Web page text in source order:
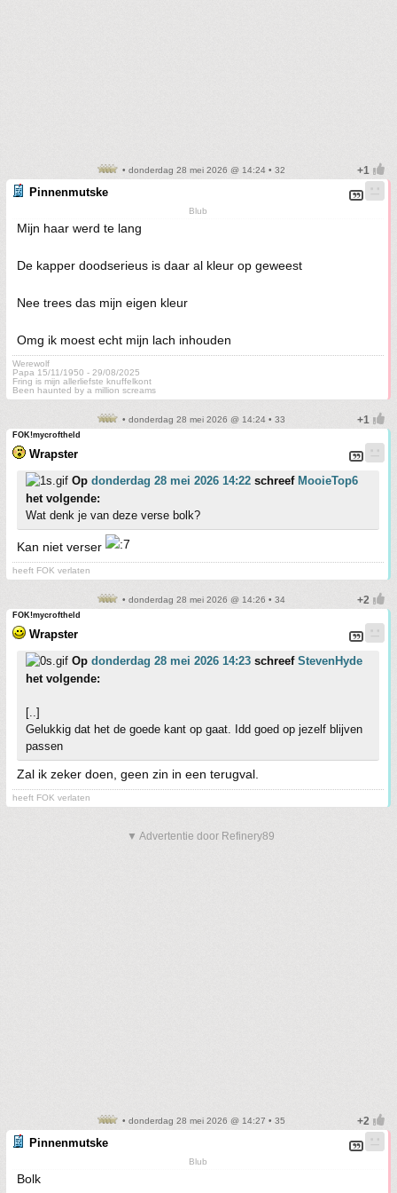
• donderdag 28 mei 2026 @ 14:24 • 32
Pinnenmutske
Blub
Mijn haar werd te lang
De kapper doodserieus is daar al kleur op geweest
Nee trees das mijn eigen kleur
Omg ik moest echt mijn lach inhouden
Werewolf
Papa 15/11/1950 - 29/08/2025
Fring is mijn allerliefste knuffelkont
Been haunted by a million screams
• donderdag 28 mei 2026 @ 14:24 • 33
FOK!mycroftheld
Wrapster
Op donderdag 28 mei 2026 14:22 schreef MooieTop6
het volgende:
Wat denk je van deze verse bolk?
Kan niet verser
heeft FOK verlaten
• donderdag 28 mei 2026 @ 14:26 • 34
FOK!mycroftheld
Wrapster
Op donderdag 28 mei 2026 14:23 schreef StevenHyde
het volgende:
[..]
Gelukkig dat het de goede kant op gaat. Idd goed op jezelf blijven
passen
Zal ik zeker doen, geen zin in een terugval.
heeft FOK verlaten
▼ Advertentie door Refinery89
• donderdag 28 mei 2026 @ 14:27 • 35
Pinnenmutske
Blub
Bolk